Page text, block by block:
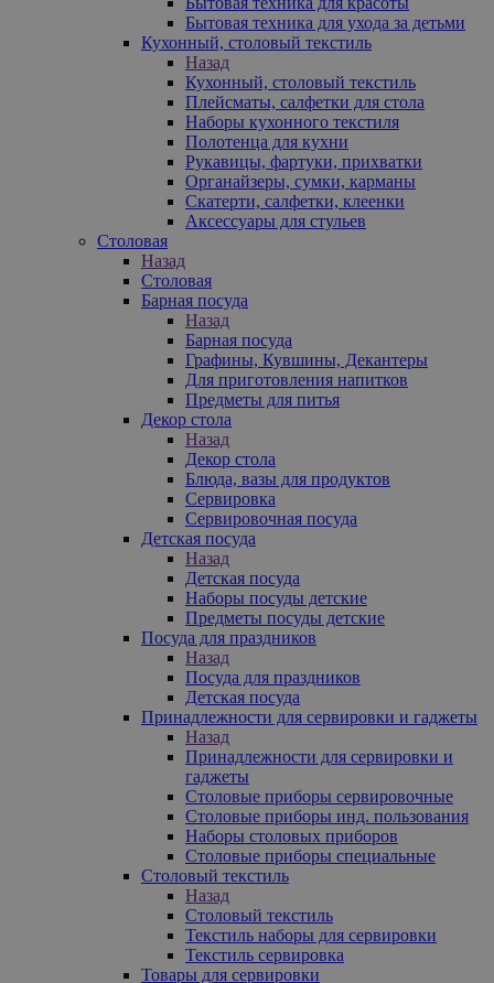
Бытовая техника для ухода за детьми
Кухонный, столовый текстиль
Назад
Кухонный, столовый текстиль
Плейсматы, салфетки для стола
Наборы кухонного текстиля
Полотенца для кухни
Рукавицы, фартуки, прихватки
Органайзеры, сумки, карманы
Скатерти, салфетки, клеенки
Аксессуары для стульев
Столовая
Назад
Столовая
Барная посуда
Назад
Барная посуда
Графины, Кувшины, Декантеры
Для приготовления напитков
Предметы для питья
Декор стола
Назад
Декор стола
Блюда, вазы для продуктов
Сервировка
Сервировочная посуда
Детская посуда
Назад
Детская посуда
Наборы посуды детские
Предметы посуды детские
Посуда для праздников
Назад
Посуда для праздников
Детская посуда
Принадлежности для сервировки и гаджеты
Назад
Принадлежности для сервировки и
гаджеты
Столовые приборы сервировочные
Столовые приборы инд. пользования
Наборы столовых приборов
Столовые приборы специальные
Столовый текстиль
Назад
Столовый текстиль
Текстиль наборы для сервировки
Текстиль сервировка
Товары для сервировки